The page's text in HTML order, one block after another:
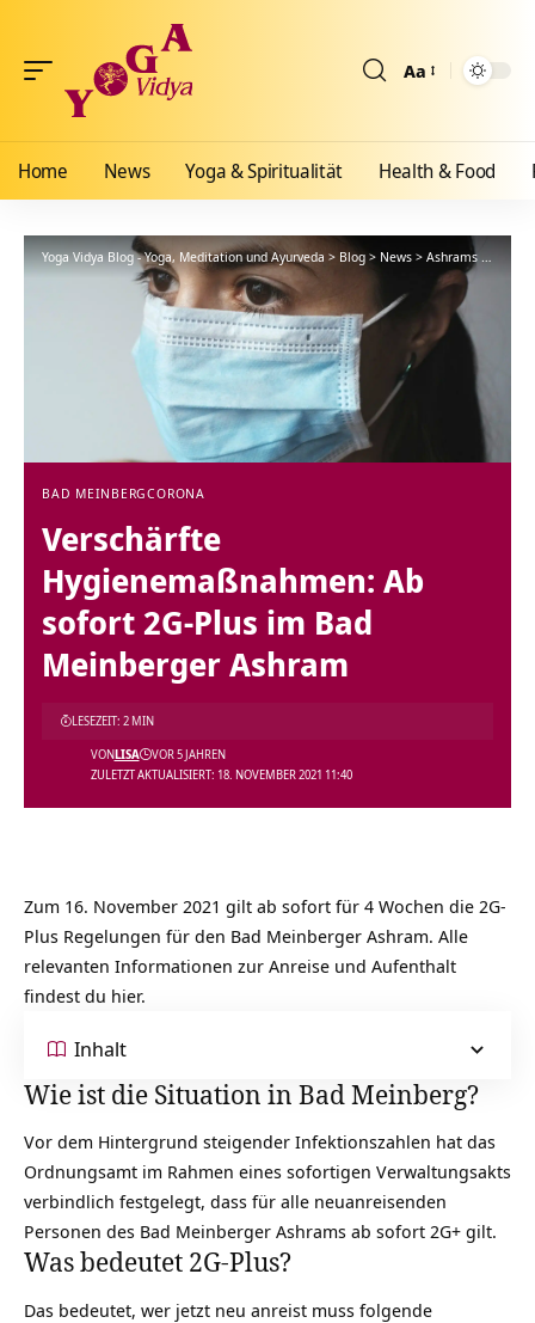
Aa
Home News Yoga & Spiritualität Health & Food
Yoga Vidya Blog - Yoga, Meditation und Ayurveda > Blog > News > Ashrams
BAD MEINBERGCORONA
Verschärfte
Hygienemaßnahmen: Ab
sofort 2G-Plus im Bad
Meinberger Ashram
ZULETZT AKTUALISIERT: 18. NOVEMBER 2021 11:40
VONLISA VOR 5 JAHREN
LESEZEIT: 2 MIN
Zum 16. November 2021 gilt ab sofort für 4 Wochen die 2G-
Plus Regelungen für den Bad Meinberger Ashram. Alle
relevanten Informationen zur Anreise und Aufenthalt
findest du hier.
Inhalt
Wie ist die Situation in Bad Meinberg?
Vor dem Hintergrund steigender Infektionszahlen hat das
Ordnungsamt im Rahmen eines sofortigen Verwaltungsakts
verbindlich festgelegt, dass für alle neuanreisenden
Personen des Bad Meinberger Ashrams ab sofort 2G+ gilt.
Was bedeutet 2G-Plus?
Das bedeutet, wer jetzt neu anreist muss folgende